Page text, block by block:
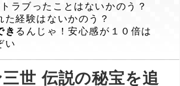
ラブったことはないかのう？
経験はないかのう？
き るんじゃ！安心感が１０倍は
い
世 伝説の秘宝を追